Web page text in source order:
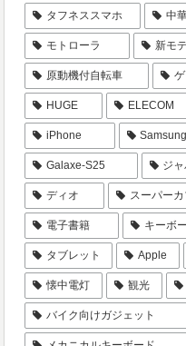
タフネススマホ 中
モトローラ 新モ
原動機付自転車
HUGE ELECOM
iPhone Samsung
Galaxe-S25 ジ
ディオ スーパー
電子書籍 キーボ
タブレット Apple
懐中電灯 観光
バイク向けガジェット